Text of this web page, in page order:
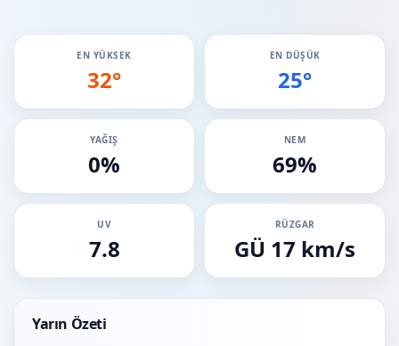
EN YÜKSEK
32°
EN DÜŞÜK
25°
YAĞIŞ
0%
NEM
69%
UV
7.8
RÜZGAR
GÜ 17 km/s
Yarın Özeti